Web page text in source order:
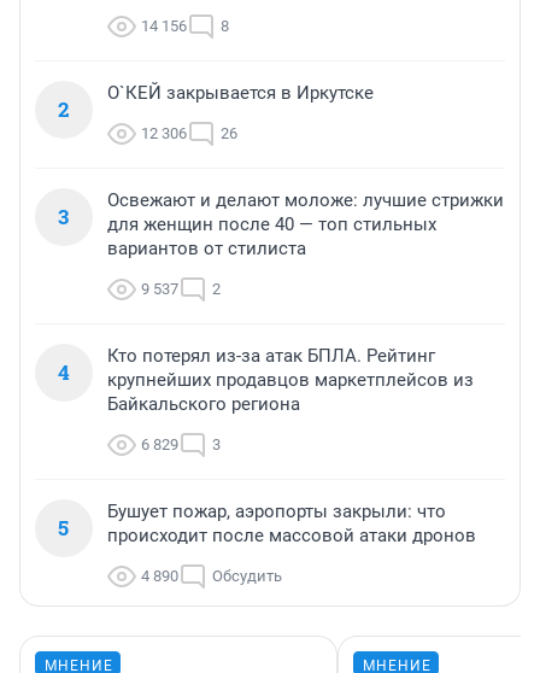
14 156 8
2
О`КЕЙ закрывается в Иркутске
12 306 26
3
Освежают и делают моложе: лучшие стрижки
для женщин после 40 — топ стильных
вариантов от стилиста
9 537 2
4
Кто потерял из-за атак БПЛА. Рейтинг
крупнейших продавцов маркетплейсов из
Байкальского региона
6 829 3
5
Бушует пожар, аэропорты закрыли: что
происходит после массовой атаки дронов
4 890 Обсудить
МНЕНИЕ МНЕНИЕ